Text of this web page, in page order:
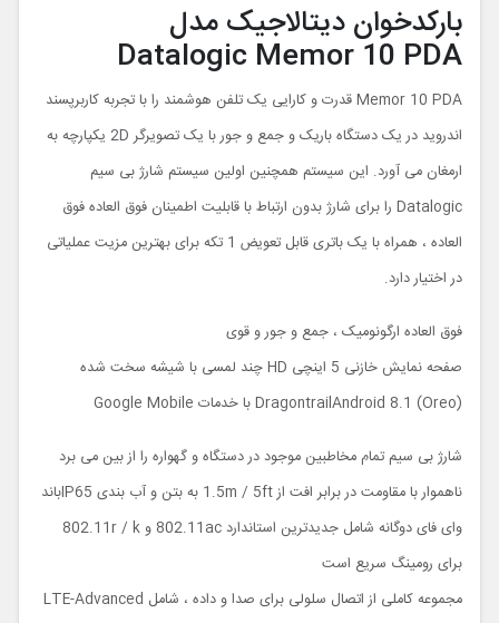
بارکدخوان دیتالاجیک مدل
Datalogic Memor 10 PDA
Memor 10 PDA قدرت و کارایی یک تلفن هوشمند را با تجربه کاربرپسند
اندروید در یک دستگاه باریک و جمع و جور با یک تصویرگر 2D یکپارچه به
ارمغان می آورد. این سیستم همچنین اولین سیستم شارژ بی سیم
Datalogic را برای شارژ بدون ارتباط با قابلیت اطمینان فوق العاده فوق
العاده ، همراه با یک باتری قابل تعویض 1 تکه برای بهترین مزیت عملیاتی
در اختیار دارد.
فوق العاده ارگونومیک ، جمع و جور و قوی
صفحه نمایش خازنی 5 اینچی HD چند لمسی با شیشه سخت شده
DragontrailAndroid 8.1 (Oreo) با خدمات Google Mobile
شارژ بی سیم تمام مخاطبین موجود در دستگاه و گهواره را از بین می برد
ناهموار با مقاومت در برابر افت از 1.5m / 5ft به بتن و آب بندی IP65باند
وای فای دوگانه شامل جدیدترین استاندارد 802.11ac و 802.11r / k
برای رومینگ سریع است
مجموعه کاملی از اتصال سلولی برای صدا و داده ، شامل LTE-Advanced